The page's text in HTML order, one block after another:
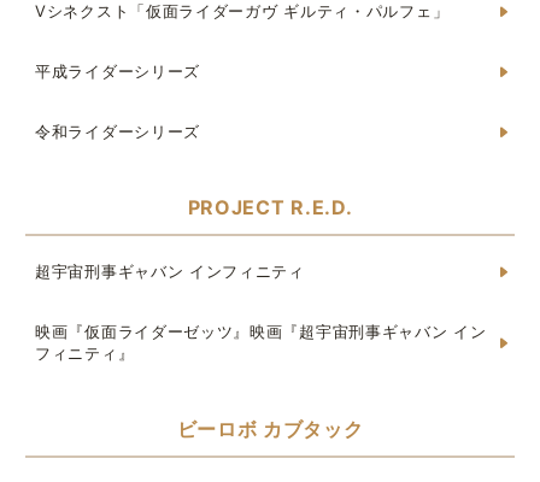
Vシネクスト「仮面ライダーガヴ ギルティ・パルフェ」
平成ライダーシリーズ
令和ライダーシリーズ
PROJECT R.E.D.
超宇宙刑事ギャバン インフィニティ
映画『仮面ライダーゼッツ』映画『超宇宙刑事ギャバン イン
フィニティ』
ビーロボ カブタック